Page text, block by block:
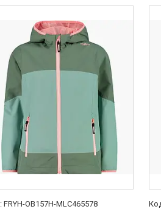
FRYH-OB157H-MLC465578